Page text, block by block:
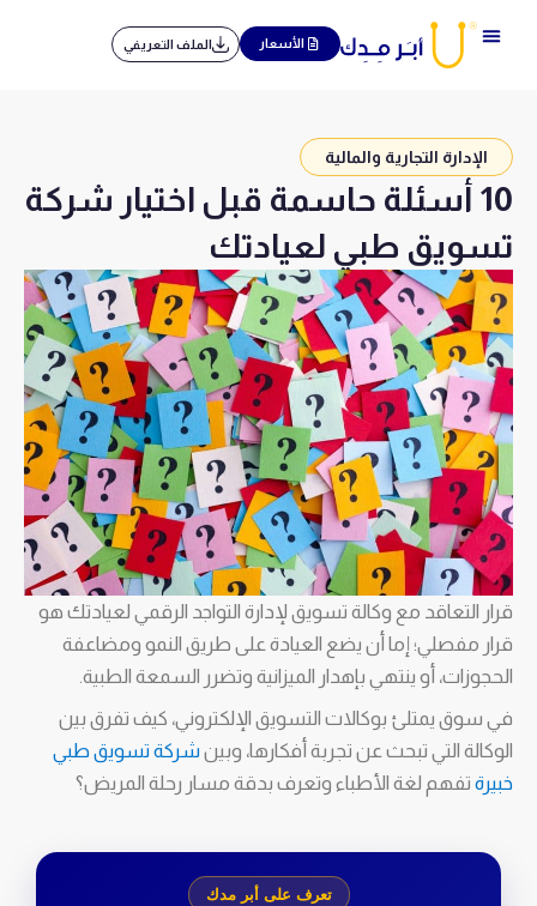
الأسعار الملف التعريفي
الإدارة التجارية والمالية
10 أسئلة حاسمة قبل اختيار شركة
تسويق طبي لعيادتك
قرار التعاقد مع وكالة تسويق لإدارة التواجد الرقمي لعيادتك هو
قرار مفصلي؛ إما أن يضع العيادة على طريق النمو ومضاعفة
الحجوزات، أو ينتهي بإهدار الميزانية وتضرر السمعة الطبية.
في سوق يمتلئ بوكالات التسويق الإلكتروني، كيف تفرق بين
الوكالة التي تبحث عن تجربة أفكارها، وبينشركة تسويق طبي
خبيرة تفهم لغة الأطباء وتعرف بدقة مسار رحلة المريض؟
تعرف على أبر مدك